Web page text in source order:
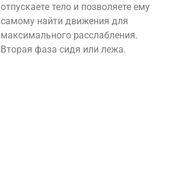
отпускаете тело и позволяете ему
самому найти движения для
максимального расслабления.
Вторая фаза сидя или лежа.